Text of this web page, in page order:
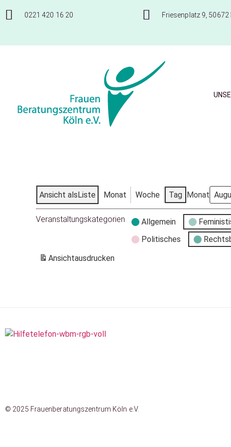
0221 420 16 20 Friesenplatz 9, 50672
Ansicht alsListe Monat Woche Tag Monat
Veranstaltungskategorien Allgemein
Politisches
Ansichtausdrucken
© 2025 Frauenberatungszentrum Köln e.V.